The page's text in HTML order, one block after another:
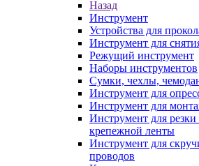
Назад
Инструмент
Устройства для
Инструмент для
Режущий инструмент
Наборы инструментов
Сумки, чехлы,
Инструмент для
Инструмент для
Инструмент для
крепежной ленты
Инструмент для
проводов